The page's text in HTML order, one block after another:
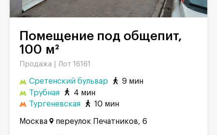
Помещение под общепит,
100 м²
Продажа | Лот 16161
Сретенский бульвар
9 мин
Трубная
4 мин
Тургеневская
10 мин
Москва переулок Печатников, 6